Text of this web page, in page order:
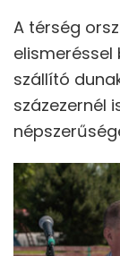
A térség
szállító
százezernél